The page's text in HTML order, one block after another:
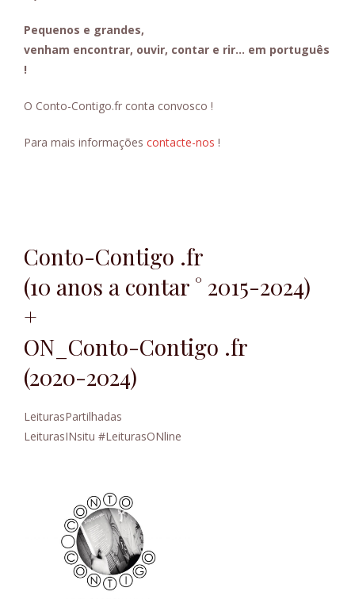
Pequenos e grandes,
venham encontrar, ouvir, contar e rir… em português
!
O Conto-Contigo.fr conta convosco !
Para mais informações contacte-nos !
Conto-Contigo .fr
(10 anos a contar ° 2015-2024)
+
ON_Conto-Contigo .fr
(2020-2024)
LeiturasPartilhadas
LeiturasINsitu #LeiturasONline